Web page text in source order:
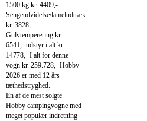
1500 kg kr. 4409,-
Sengeudvidelse/lameludtræk
kr. 3828,-
Gulvtemperering kr.
6541,- udstyr i alt kr.
14778,- I alt for denne
vogn kr. 259.728,- Hobby
2026 er med 12 års
tæthedstryghed.
En af de mest solgte
Hobby campingvogne med
meget populær indretning